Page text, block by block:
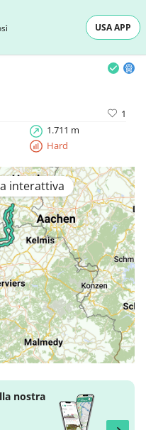
USA APP
1
1.711 m
Hard
interattiva
nostra